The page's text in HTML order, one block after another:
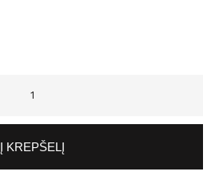
Į KREPŠELĮ